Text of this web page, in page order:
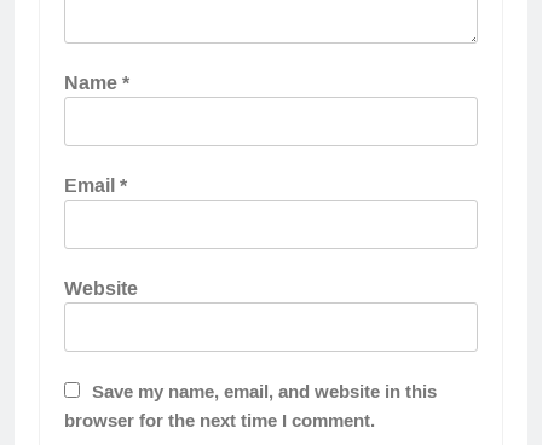
Name*
Email*
Website
Save my name, email, and website in this
browser for the next time I comment.